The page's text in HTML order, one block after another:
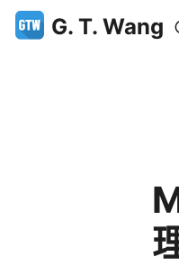
G. T. Wang